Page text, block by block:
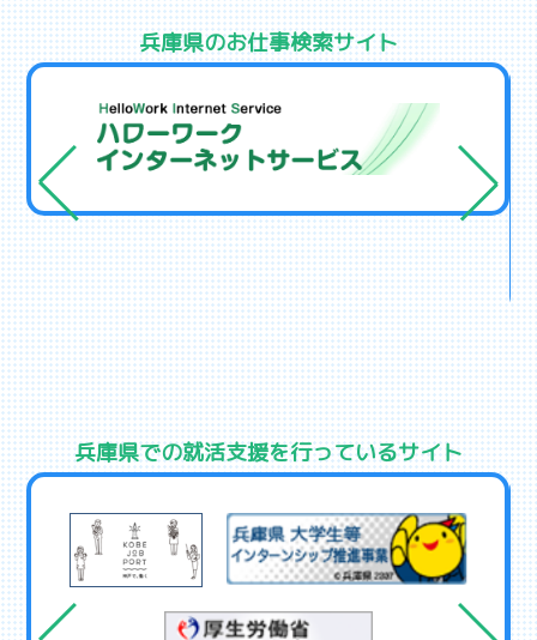
兵庫県のお仕事検索サイト2
兵庫県での就活支援を行っているサイト2